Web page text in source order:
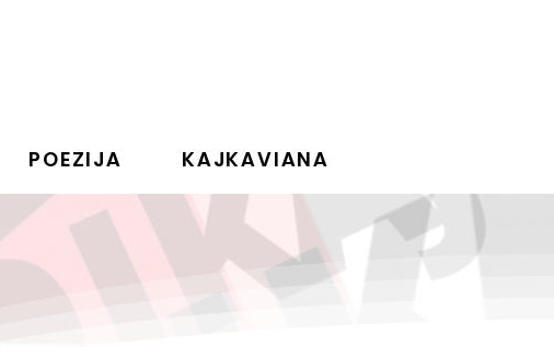
POEZIJA KAJKAVIANA